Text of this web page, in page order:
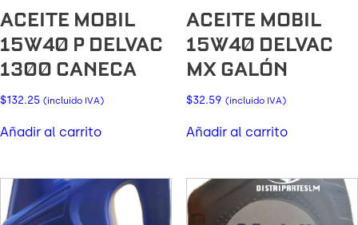
ACEITE MOBIL
15W40 P DELVAC
1300 CANECA
$132.25 (incluido IVA)
Añadir al carrito
ACEITE MOBIL
15W40 DELVAC
MX GALÓN
$32.59 (incluido IVA)
Añadir al carrito